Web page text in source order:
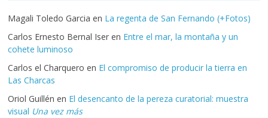
Magali Toledo Garcia en La regenta de San Fernando (+Fotos)
Carlos Ernesto Bernal Iser en Entre el mar, la montaña y un
cohete luminoso
Carlos el Charquero en El compromiso de producir la tierra en
Las Charcas
Oriol Guillén en El desencanto de la pereza curatorial: muestra
visual Una vez más